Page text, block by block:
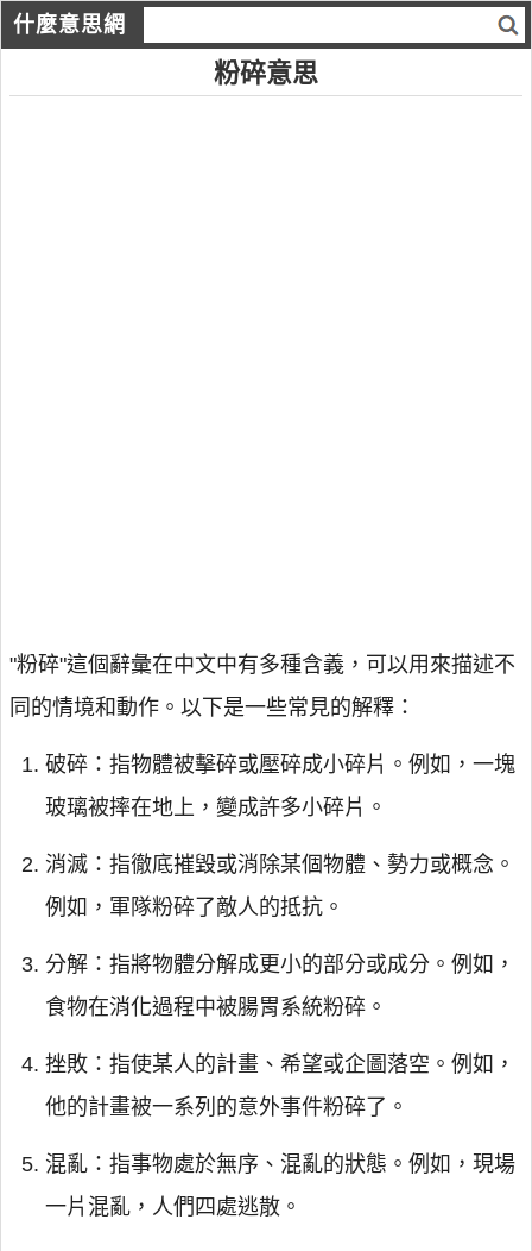
什麼意思網
粉碎意思
"粉碎"這個辭彙在中文中有多種含義，可以用來描述不
同的情境和動作。以下是一些常見的解釋：
破碎：指物體被擊碎或壓碎成小碎片。例如，一塊
玻璃被摔在地上，變成許多小碎片。
消滅：指徹底摧毀或消除某個物體、勢力或概念。
例如，軍隊粉碎了敵人的抵抗。
分解：指將物體分解成更小的部分或成分。例如，
食物在消化過程中被腸胃系統粉碎。
挫敗：指使某人的計畫、希望或企圖落空。例如，
他的計畫被一系列的意外事件粉碎了。
混亂：指事物處於無序、混亂的狀態。例如，現場
一片混亂，人們四處逃散。